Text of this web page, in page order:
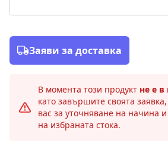
Заяви за доставка
В момента този продукт не е в
като завършите своята
вас за уточняване на начина и
на избраната стока.